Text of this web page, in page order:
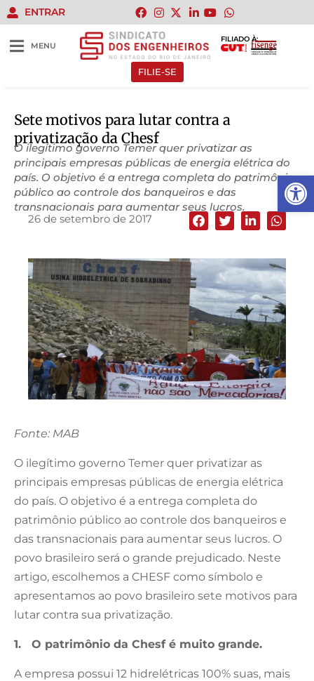
Abrir
ENTRAR
MENU
FILIADO À:
FILIE-SE
Sete motivos para lutar contra a
privatização da Chesf
O ilegítimo governo Temer quer privatizar as
principais empresas públicas de energia elétrica do
país. O objetivo é a entrega completa do patrimônio
público ao controle dos banqueiros e das
transnacionais para aumentar seus lucros.
26 de setembro de 2017
Fonte: MAB
O ilegítimo governo Temer quer privatizar as
principais empresas públicas de energia elétrica
do país. O objetivo é a entrega completa do
patrimônio público ao controle dos banqueiros e
das transnacionais para aumentar seus lucros. O
povo brasileiro será o grande prejudicado. Neste
artigo, escolhemos a CHESF como símbolo e
apresentamos ao povo brasileiro sete motivos para
lutar contra sua privatização.
1. O patrimônio da Chesf é muito grande.
A empresa possui 12 hidrelétricas 100% suas, mais